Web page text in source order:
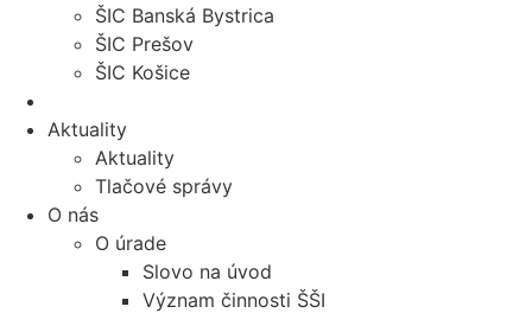
ŠIC Banská Bystrica
ŠIC Prešov
ŠIC Košice
Aktuality
Aktuality
Tlačové správy
O nás
O úrade
Slovo na úvod
Význam činnosti ŠŠI